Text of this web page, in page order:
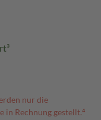
nur die
in Rechnung gestellt.⁴